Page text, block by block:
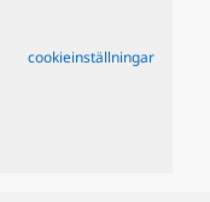
cookieinställningar